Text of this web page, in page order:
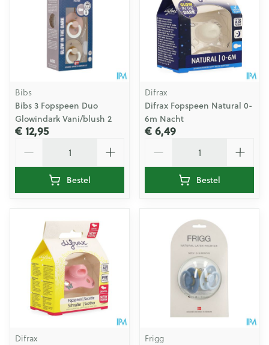
Bibs
Bibs 3 Fopspeen Duo
Glowindark Vani/blush 2
€ 12,95
Bestel
Difrax
Difrax Fopspeen Natural 0-
6m Nacht
€ 6,49
Bestel
Difrax
Frigg